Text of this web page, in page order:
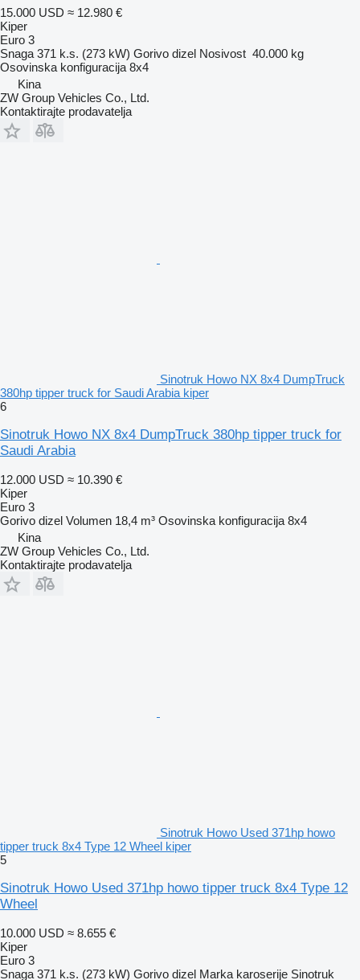
15.000 USD ≈ 12.980 €
Kiper
Euro 3
Snaga 371 k.s. (273 kW) Gorivo dizel Nosivost 40.000 kg
Osovinska konfiguracija 8x4
Kina
ZW Group Vehicles Co., Ltd.
Kontaktirajte prodavatelja
Sinotruk Howo NX 8x4 DumpTruck
380hp tipper truck for Saudi Arabia kiper
6
Sinotruk Howo NX 8x4 DumpTruck 380hp tipper truck for
Saudi Arabia
12.000 USD ≈ 10.390 €
Kiper
Euro 3
Gorivo dizel Volumen 18,4 m³ Osovinska konfiguracija 8x4
Kina
ZW Group Vehicles Co., Ltd.
Kontaktirajte prodavatelja
Sinotruk Howo Used 371hp howo
tipper truck 8x4 Type 12 Wheel kiper
5
Sinotruk Howo Used 371hp howo tipper truck 8x4 Type 12
Wheel
10.000 USD ≈ 8.655 €
Kiper
Euro 3
Snaga 371 k.s. (273 kW) Gorivo dizel Marka karoserije Sinotruk